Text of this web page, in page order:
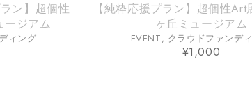
ン】超個性
ジアム
ィング
【純粋応援プラン】超個性
ヶ丘ミュージアム
EVENT, クラウドファンデ
¥1,000